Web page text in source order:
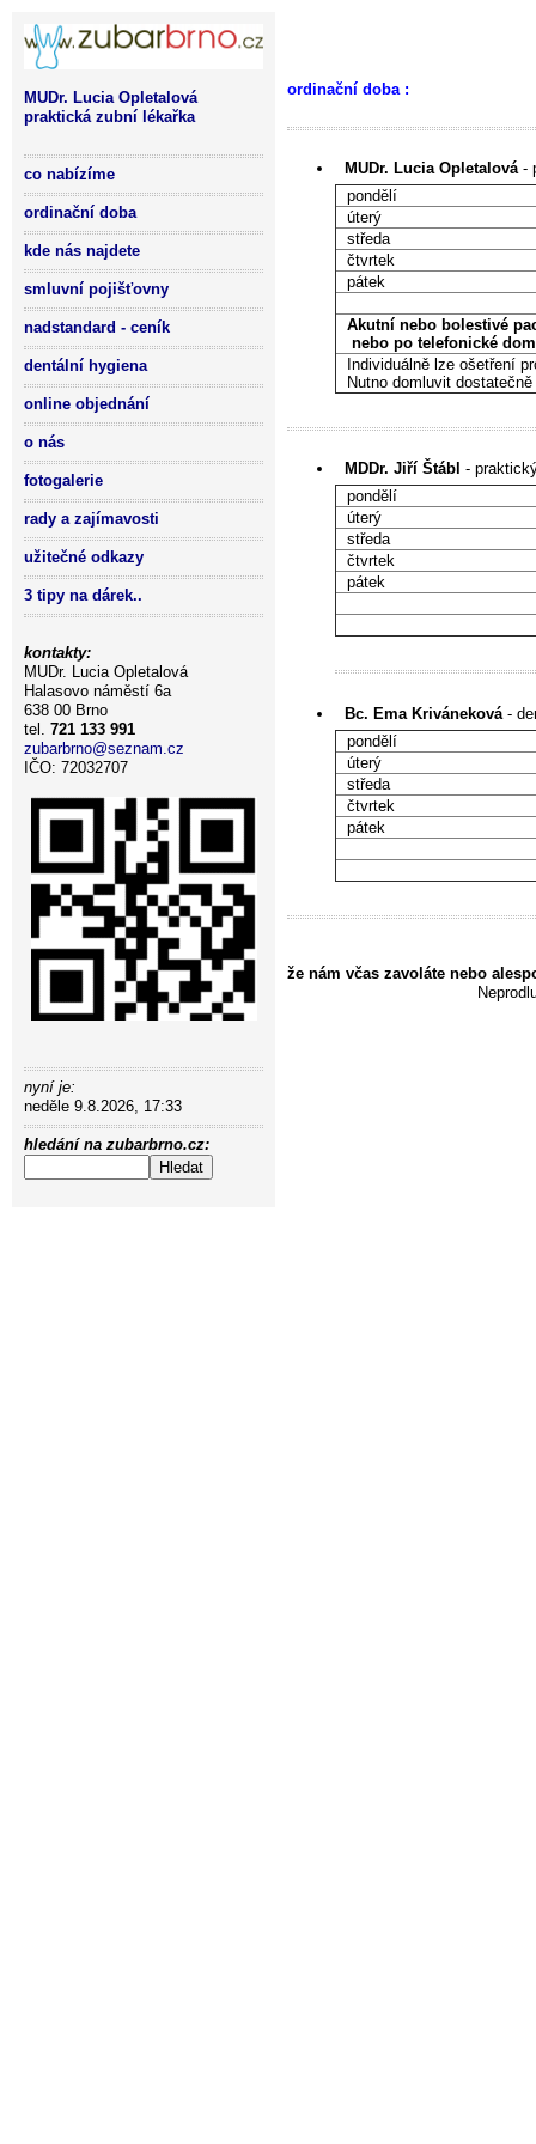
MUDr. Lucia Opletalová
praktická zubní lékařka
co nabízíme
ordinační doba
kde nás najdete
smluvní pojišťovny
nadstandard - ceník
dentální hygiena
online objednání
o nás
fotogalerie
rady a zajímavosti
užitečné odkazy
3 tipy na dárek..
kontakty:
MUDr. Lucia Opletalová
Halasovo náměstí 6a
638 00 Brno
tel. 721 133 991
zubarbrno@seznam.cz
IČO: 72032707
nyní je:
neděle 9.8.2026, 17:33
hledání na zubarbrno.cz:
ordinační doba :
MUDr. Lucia Opletalová-
úterý
středa
čtvrtek
pátek
Akutní nebo bolestivé
nebo po telefonické
Individuálně lze ošetření
Nutno domluvit
MDDr. Jiří Štábl -
úterý
středa
čtvrtek
pátek
Bc. Ema Kriváneková-
úterý
středa
čtvrtek
pátek
že nám včas zavoláte nebo